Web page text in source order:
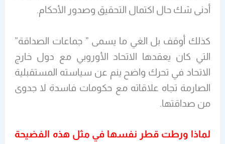
أدنى شك حال اكتمال التحقيق وصدور الأحكام.
كذلك أوقف بل الغي ما يسمى ” جماعات الصداقة”
التي كان يعقدها الاتحاد الأوروبي مع دول خارج
الاتحاد في تحرك واضح ينم عن سياسته المستقبلية
الصارمة تجاه علاقاته مع حكومات فاسدة لا جدوى
من صداقتها.
لماذا ورطت قطر نفسها في مثل هذه الفضيحة